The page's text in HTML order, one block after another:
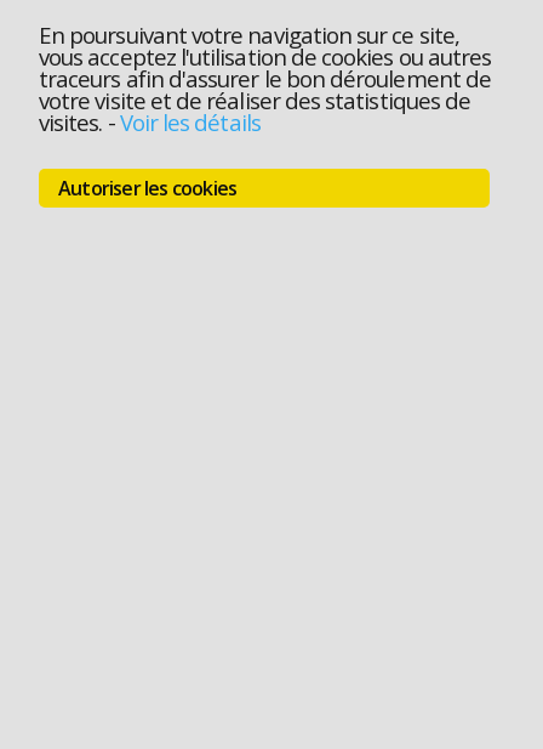
En poursuivant votre navigation sur ce site,
vous acceptez l'utilisation de cookies ou autres
traceurs afin d'assurer le bon déroulement de
votre visite et de réaliser des statistiques de
visites. -Voir les détails
Autoriser les cookies